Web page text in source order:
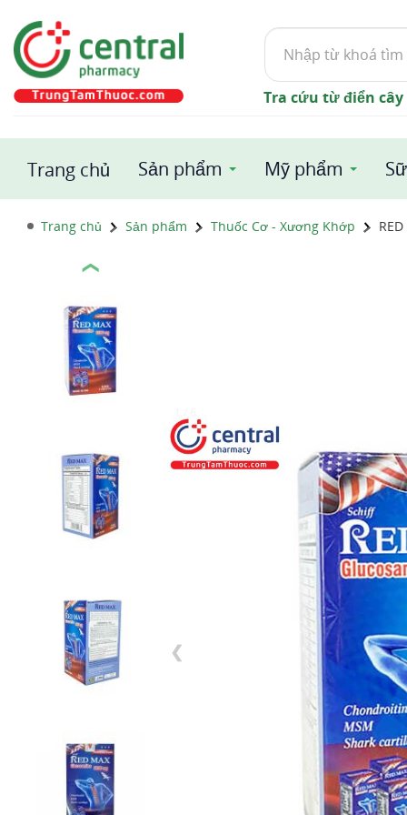
Tìm
kiếm
Tra cứu từ điển
Trang chủ Sản phẩm Mỹ phẩm
Trang chủ Sản phẩm Thuốc Cơ - Xương Khớp
❮
❮